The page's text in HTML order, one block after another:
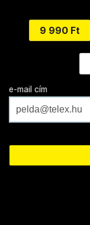
9 990 Ft
e-mail cím